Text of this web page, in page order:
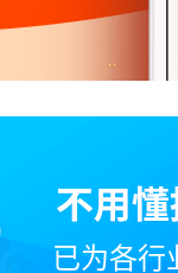
已为各行